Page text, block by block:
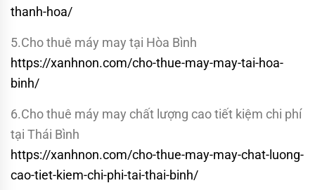
thanh-hoa/
5.Cho thuê máy may tại Hòa Bình
https://xanhnon.com/cho-thue-may-may-tai-hoa-
binh/
6.Cho thuê máy may chất lượng cao tiết kiệm chi phí
tại Thái Bình
https://xanhnon.com/cho-thue-may-may-chat-luong-
cao-tiet-kiem-chi-phi-tai-thai-binh/